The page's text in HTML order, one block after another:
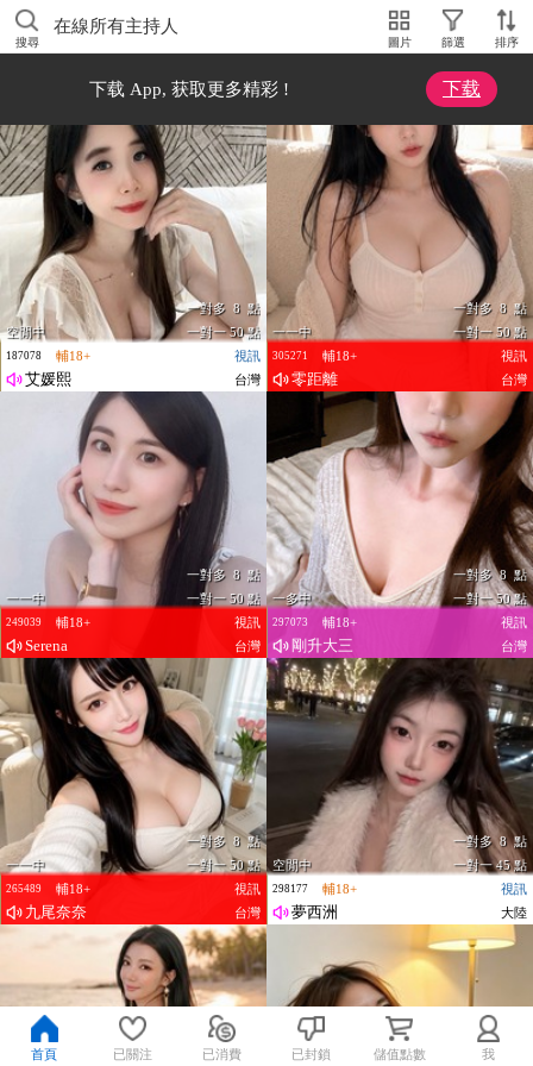
搜尋
在線所有主持人
圖片 篩選 排序
下载 App, 获取更多精彩 ! 下载
空閒中
一對多 8 點
一對一 50 點
輔18+
視訊
187078
艾媛熙 台灣
一一中
一對多 8 點
一對一 50 點
輔18+
視訊
305271
零距離 台灣
一一中
一對多 8 點
一對一 50 點
輔18+
視訊
249039
Serena 台灣
一多中
一對多 8 點
一對一 50 點
輔18+
視訊
297073
剛升大三 台灣
一一中
一對多 8 點
一對一 50 點
輔18+
視訊
265489
九尾奈奈 台灣
空閒中
一對多 8 點
一對一 45 點
輔18+
視訊
298177
夢西洲 大陸
首頁 已關注 已消費 已封鎖 儲值點數 我